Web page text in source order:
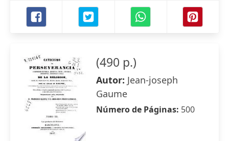
(490 p.)
Autor: Jean-joseph
Gaume
Número de Páginas: 500